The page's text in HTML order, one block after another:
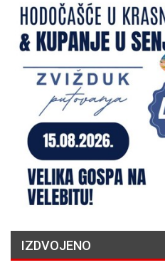
IZDVOJENO